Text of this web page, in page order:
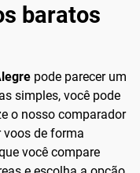
baratos
pode parecer um
simples, você pode
o nosso comparador
voos de forma
você compare